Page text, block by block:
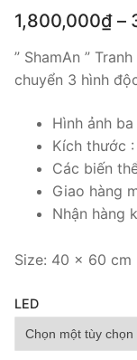
1,800,000₫ –
” ShamAn ”
chuyển 3 hình
Hình ảnh
Kích thước
Các biến
Giao hàng
Nhận hàng
Size: 40 x 60 cm
LED